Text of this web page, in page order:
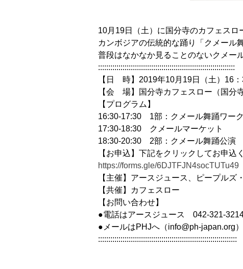
10月19日（土）に国分寺のカフェスロ
カンボジアの伝統的な踊り「クメール
普段はなかなか見ることのないクメー
:::::::::::::::::::::::::::::::::::::::::::::::::::::::::::::::::::
【日 時】2019年10月19日（土）16：
【会 場】国分寺カフェスロー（国分
【プログラム】
16:30-17:30 1部：クメール舞踊ワー
17:30-18:30 クメールマーケット
18:30-20:30 2部：クメール舞踊公演
【お申込】下記をクリックしてお申込
https://forms.gle/6DJTFJN4socTUTu49
【主催】アースジュース、ピープル
【共催】カフェスロー
【お問い合わせ】
●電話はアースジュース 042-321-
●メールはPHJへ（info@ph-japan.org）
::::::::::::::::::::::::::::::::::::::::::::::::::::::::::::::::::::